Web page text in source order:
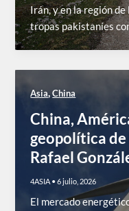
Irán, y en la región
tropas pakistaníes
Asia,China
China,
geopolítica
Rafael
4ASIA •6 julio, 2026
El mercado